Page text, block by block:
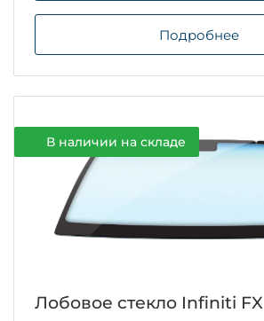
Подробнее
В наличии на складе
Лобовое стекло Infiniti FX